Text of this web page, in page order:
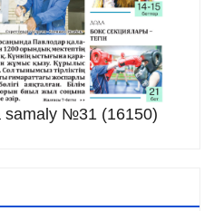
samaly №31 (16150)